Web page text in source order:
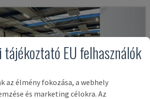
EU felhasználók
az élmény fokozása, a webhely
és marketing célokra. Az